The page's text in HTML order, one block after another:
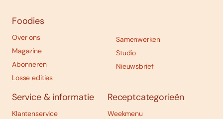
Foodies
Over ons
Magazine
Abonneren
Losse edities
Samenwerken
Studio
Nieuwsbrief
Service & informatie
Klantenservice
Receptcategorieën
Weekmenu